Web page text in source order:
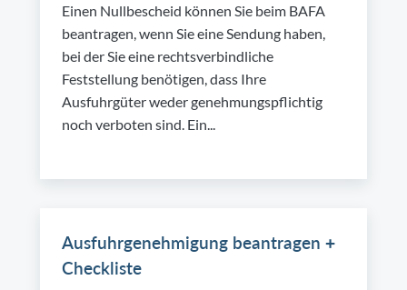
Einen Nullbescheid können Sie beim BAFA
beantragen, wenn Sie eine Sendung haben,
bei der Sie eine rechtsverbindliche
Feststellung benötigen, dass Ihre
Ausfuhrgüter weder genehmungspflichtig
noch verboten sind. Ein...
Ausfuhrgenehmigung beantragen +
Checkliste